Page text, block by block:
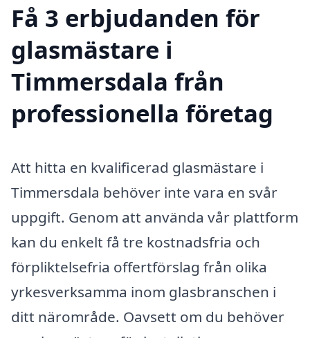
Få 3 erbjudanden för
glasmästare i
Timmersdala från
professionella företag
Att hitta en kvalificerad glasmästare i
Timmersdala behöver inte vara en svår
uppgift. Genom att använda vår plattform
kan du enkelt få tre kostnadsfria och
förpliktelsefria offertförslag från olika
yrkesverksamma inom glasbranschen i
ditt närområde. Oavsett om du behöver